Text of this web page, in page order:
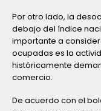
Por otro lado, la
debajo del índice
importante a
ocupadas es la
históricamente
comercio.
De acuerdo con el